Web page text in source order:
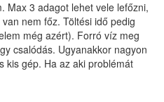
Max 3 adagot lehet vele lefőzni,
nem főz. Töltési idő pedig
még azért). Forró víz meg
csalódás. Ugyanakkor nagyon
kis gép. Ha az aki problémát